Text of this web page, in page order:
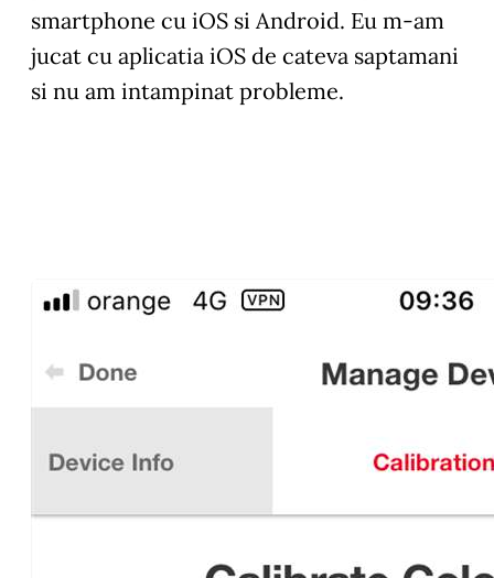
smartphone cu iOS si Android. Eu m-am
jucat cu aplicatia iOS de cateva saptamani
si nu am intampinat probleme.